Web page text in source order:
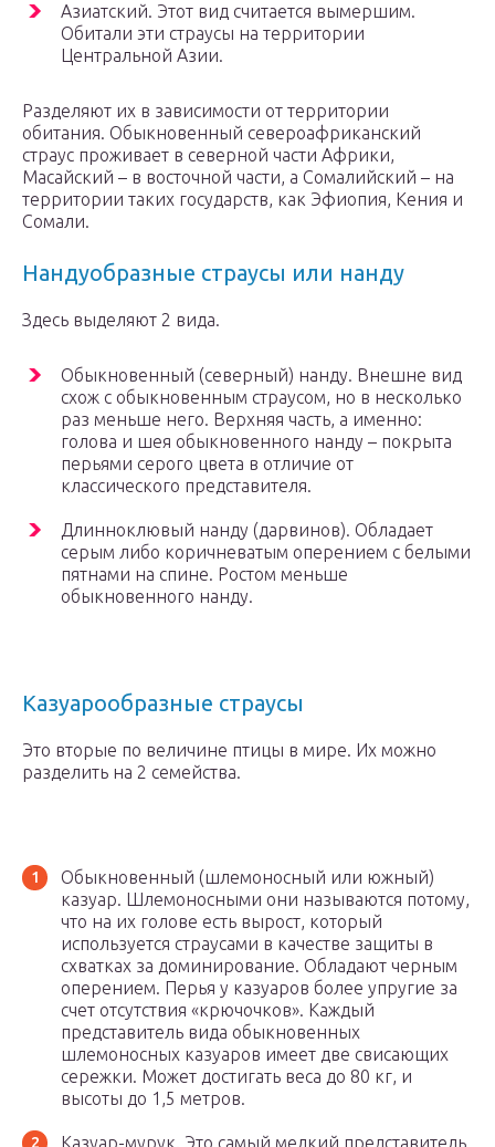
Азиатский. Этот вид считается вымершим.
Обитали эти страусы на территории
Центральной Азии.
Разделяют их в зависимости от территории
обитания. Обыкновенный североафриканский
страус проживает в северной части Африки,
Масайский – в восточной части, а Сомалийский – на
территории таких государств, как Эфиопия, Кения и
Сомали.
Нандуобразные страусы или нанду
Здесь выделяют 2 вида.
Обыкновенный (северный) нанду. Внешне вид
схож с обыкновенным страусом, но в несколько
раз меньше него. Верхняя часть, а именно:
голова и шея обыкновенного нанду – покрыта
перьями серого цвета в отличие от
классического представителя.
Длинноклювый нанду (дарвинов). Обладает
серым либо коричневатым оперением с белыми
пятнами на спине. Ростом меньше
обыкновенного нанду.
Казуарообразные страусы
Это вторые по величине птицы в мире. Их можно
разделить на 2 семейства.
Обыкновенный (шлемоносный или южный)
казуар. Шлемоносными они называются потому,
что на их голове есть вырост, который
используется страусами в качестве защиты в
схватках за доминирование. Обладают черным
оперением. Перья у казуаров более упругие за
счет отсутствия «крючочков». Каждый
представитель вида обыкновенных
шлемоносных казуаров имеет две свисающих
сережки. Может достигать веса до 80 кг, и
высоты до 1,5 метров.
Казуар-мурук. Это самый мелкий представитель